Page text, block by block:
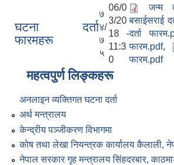
घटना दर्ता
फारमहरू
७
४/
७
५
06/0
3/20
18 -
11:3
0
जन्म
बसाईसराई
दर्ता
फारम.pdf,
फारम.pdf
महत्वपुर्ण लिङ्कहरू
अनलाइन व्यक्तिगत घटना दर्ता
अर्थ मन्त्रालय
केन्द्रीय पञ्जीकरण विभागमा
कोष तथा लेखा नियन्त्रक कार्यालय कैलाली,
नेपाल सरकार गृह मन्त्रालय सिंहदरबार,